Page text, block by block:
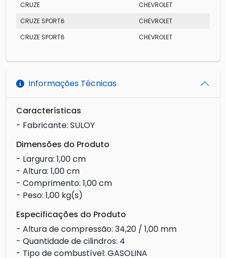
CRUZE
CHEVROLET
CRUZE SPORT6
CHEVROLET
CRUZE SPORT6
CHEVROLET
Informações Técnicas
Características
- Fabricante: SULOY
Dimensões do Produto
- Largura: 1,00 cm
- Altura: 1,00 cm
- Comprimento: 1,00 cm
- Peso: 1,00 kg(s)
Especificações do Produto
- Altura de compressão: 34,20 / 1,00 mm
- Quantidade de cilindros: 4
- Tipo de combustível: GASOLINA